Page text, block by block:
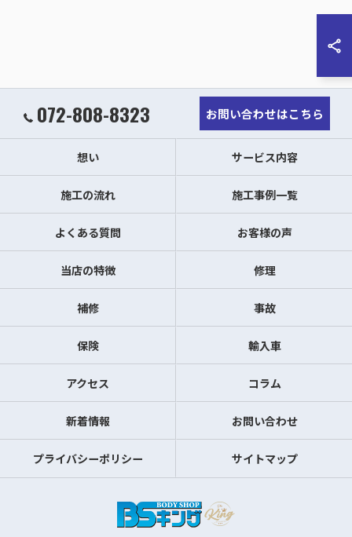
072-808-8323 お問い合わせはこちら
想い サービス内容
施工の流れ 施工事例一覧
よくある質問 お客様の声
当店の特徴 修理
補修 事故
保険 輸入車
アクセス コラム
新着情報 お問い合わせ
プライバシーポリシー サイトマップ